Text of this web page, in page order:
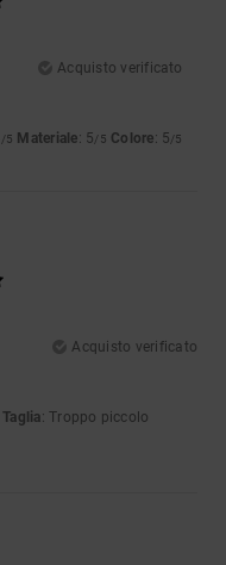
Acquisto verificato
/5 Materiale: 5/5 Colore: 5/5
Acquisto verificato
Taglia: Troppo piccolo